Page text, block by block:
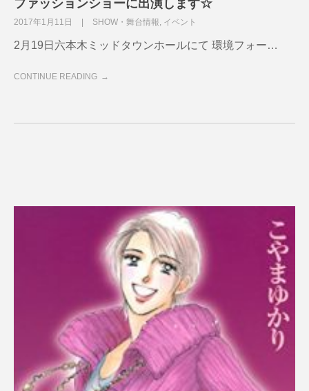
ファッションショーに出演します☆
2017年1月11日 SHOW・舞台情報 イベント
2月19日六本木ミッドタウンホールにて 環境フォー…
CONTINUE READING